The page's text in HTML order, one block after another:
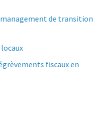
de transition
fiscaux en